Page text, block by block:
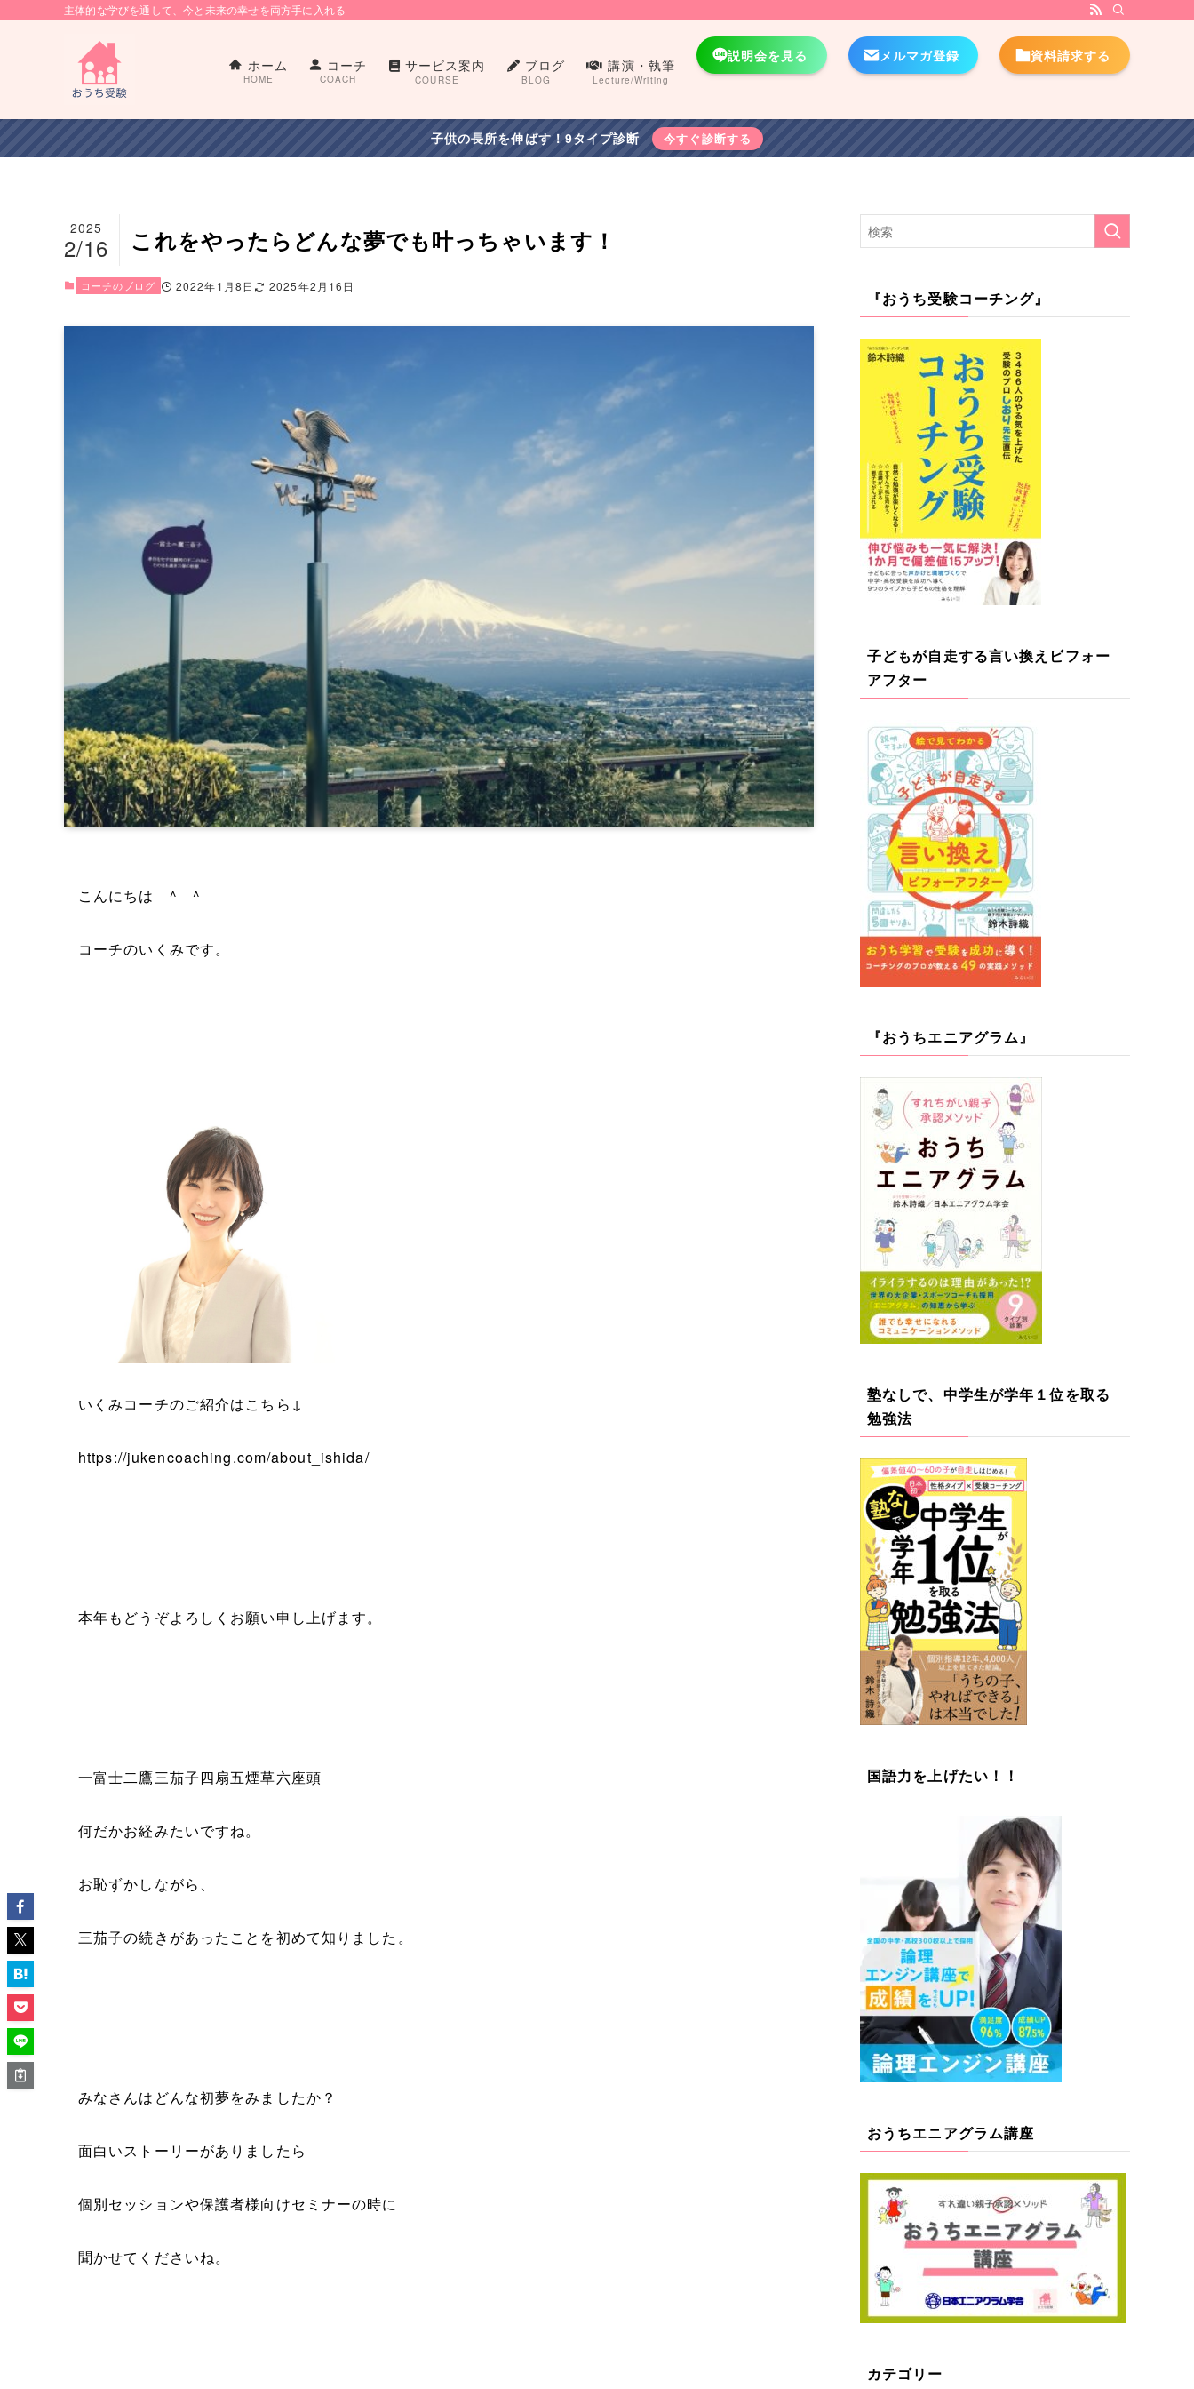
主体的な学びを通して、今と未来の幸せを両方手に入れる
ホーム
HOME
コーチ
COACH
サービス案内
COURSE
ブログ
BLOG
講演・執筆
Lecture/Writing
説明会を見る メルマガ登録 資料請求する
子供の長所を伸ばす！9タイプ診断 今すぐ診断する
これをやったらどんな夢でも叶っちゃいます！
2025
2/16
コーチのブログ 2022年1月8日 2025年2月16日
こんにちは ^ ^
コーチのいくみです。
いくみコーチのご紹介はこちら↓
https://jukencoaching.com/about_ishida/
本年もどうぞよろしくお願い申し上げます。
一富士二鷹三茄子四扇五煙草六座頭
何だかお経みたいですね。
お恥ずかしながら、
三茄子の続きがあったことを初めて知りました。
みなさんはどんな初夢をみましたか？
面白いストーリーがありましたら
個別セッションや保護者様向けセミナーの時に
聞かせてくださいね。
『おうち受験コーチング』
子どもが自走する言い換えビフォー
アフター
『おうちエニアグラム』
塾なしで、中学生が学年１位を取る
勉強法
国語力を上げたい！！
おうちエニアグラム講座
カテゴリー